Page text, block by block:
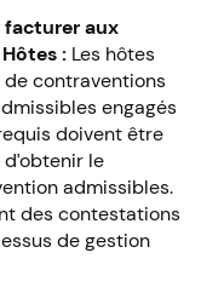
facturer aux
: Les hôtes
contraventions
engagés
doivent être
le
admissibles.
des contestations
de gestion